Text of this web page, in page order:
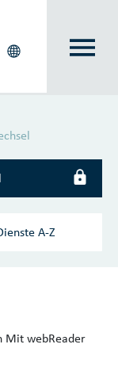
A‑Z
Mit webReader